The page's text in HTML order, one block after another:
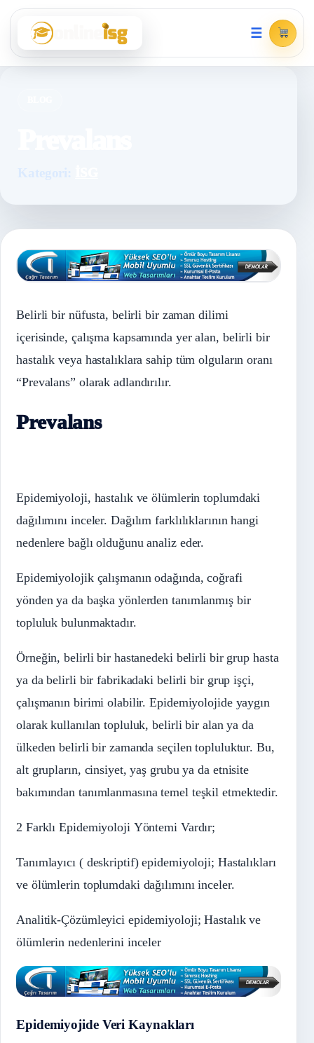
☰
Kategori:
Belirli bir nüfusta, belirli bir zaman dilimi
içerisinde, çalışma kapsamında yer alan, belirli bir
hastalık veya hastalıklara sahip tüm olguların oranı
“Prevalans” olarak adlandırılır.
Prevalans
Epidemiyoloji, hastalık ve ölümlerin toplumdaki
dağılımını inceler. Dağılım farklılıklarının hangi
nedenlere bağlı olduğunu analiz eder.
Epidemiyolojik çalışmanın odağında, coğrafi
yönden ya da başka yönlerden tanımlanmış bir
topluluk bulunmaktadır.
Örneğin, belirli bir hastanedeki belirli bir grup hasta
ya da belirli bir fabrikadaki belirli bir grup işçi,
çalışmanın birimi olabilir. Epidemiyolojide yaygın
olarak kullanılan topluluk, belirli bir alan ya da
ülkeden belirli bir zamanda seçilen topluluktur. Bu,
alt grupların, cinsiyet, yaş grubu ya da etnisite
bakımından tanımlanmasına temel teşkil etmektedir.
2 Farklı Epidemiyoloji Yöntemi Vardır;
Tanımlayıcı ( deskriptif) epidemiyoloji; Hastalıkları
ve ölümlerin toplumdaki dağılımını inceler.
Analitik-Çözümleyici epidemiyoloji; Hastalık ve
ölümlerin nedenlerini inceler
EpidemiyojideVeri Kaynakları